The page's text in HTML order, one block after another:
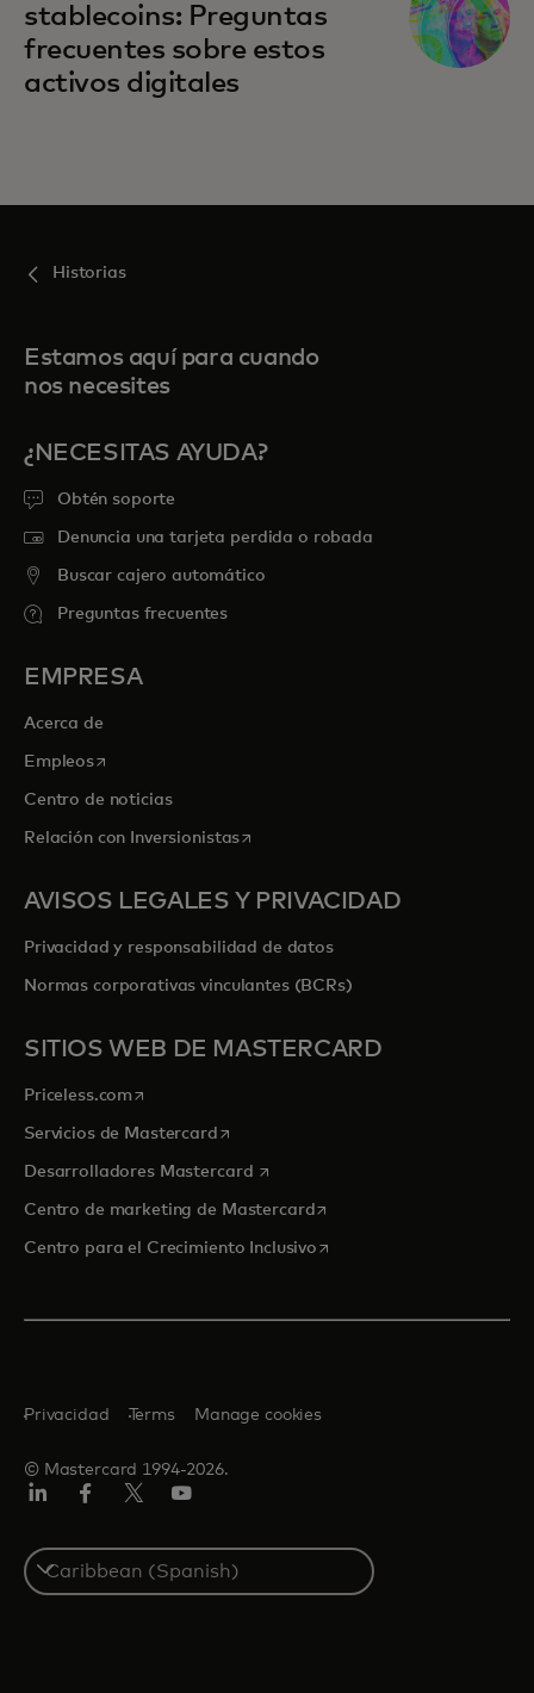
stablecoins: Preguntas
frecuentes sobre estos
activos digitales
Historias
Estamos aquí para cuando
nos necesites
¿NECESITAS AYUDA?
Obtén soporte
Denuncia una tarjeta perdida o robada
Buscar cajero automático
Preguntas frecuentes
EMPRESA
Acerca de
Empleosse abre en una pestaña nueva
Centro de noticias
Relación con Inversionistasse abre en una pestaña nueva
AVISOS LEGALES Y PRIVACIDAD
Privacidad y responsabilidad de datos
Normas corporativas vinculantes (BCRs)
SITIOS WEB DE MASTERCARD
Priceless.com se abre en una pestaña nueva
Servicios de Mastercardse abre en una pestaña nueva
Desarrolladores Mastercard se abre en una pestaña nueva
Centro de marketing de Mastercardse abre en una pestaña
Centro para el Crecimiento Inclusivose abre en una pestaña
© Mastercard 1994-2026.
Privacidad Terms Manage cookies
Select
a
country